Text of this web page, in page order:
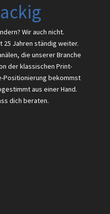
Wir auch nicht.
25 Jahren ständig weiter.
die unserer Branche
der klassischen Print-
Positionierung bekommst
aus einer Hand.
dich beraten.